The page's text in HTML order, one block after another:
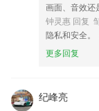
商圈和部分功能优化
联系我们
以上就是beat365最
用商店进行打分评论
画面、音效还
钟灵惠 回复
隐私和安全。
更多回复
纪峰亮